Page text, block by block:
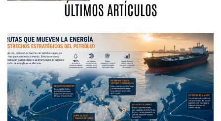
ÚLTIMOS ARTÍCULOS